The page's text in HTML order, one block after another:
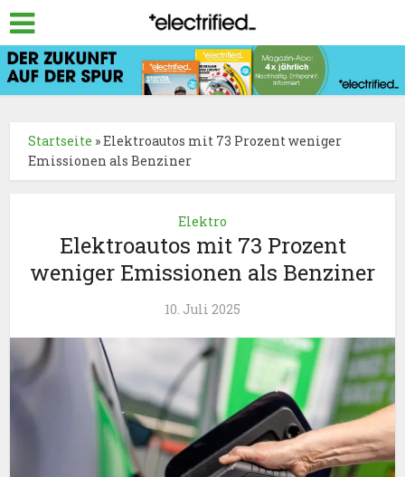
Startseite »Elektroautos mit 73 Prozent weniger
Emissionen als Benziner
Elektro
Elektroautos mit 73 Prozent
weniger Emissionen als Benziner
10. Juli 2025